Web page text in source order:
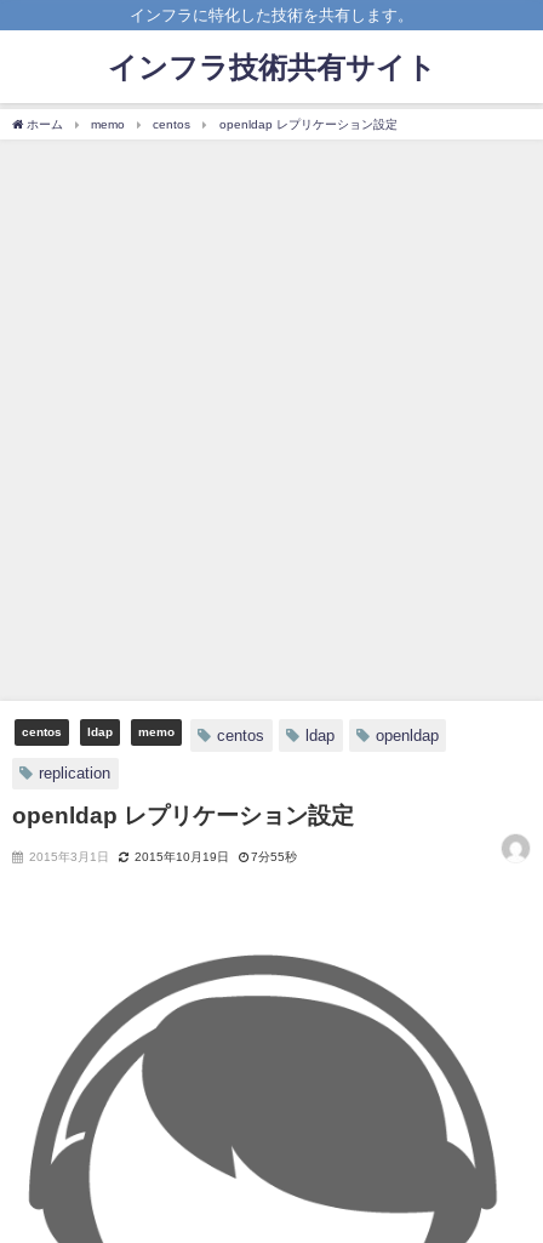
インフラに特化した技術を共有します。
インフラ技術共有サイト
ホーム memo centos openldap レプリケーション設定
centos ldap memo centos ldap openldap
replication
openldap レプリケーション設定
2015年3月1日 2015年10月19日 7分55秒